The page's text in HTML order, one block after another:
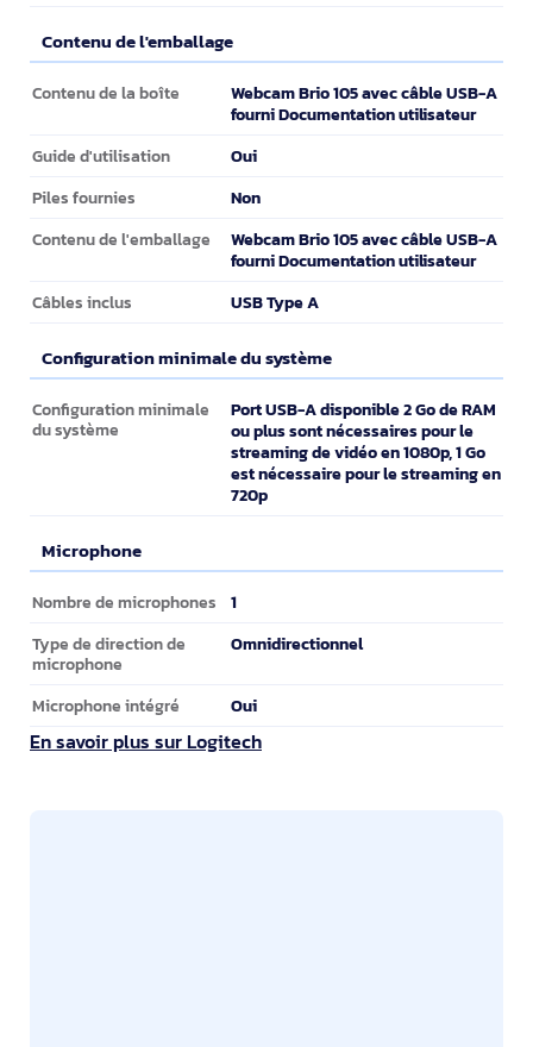
Contenu de l'emballage
Contenu de l'emballage
Contenu de la boîte
Webcam Brio 105 avec câble USB-A
fourni Documentation utilisateur
Guide d'utilisation Oui
Piles fournies Non
Contenu de l'emballage
Webcam Brio 105 avec câble USB-A
fourni Documentation utilisateur
Câbles inclus USB Type A
Configuration minimale du système
Configuration minimale du système
Configuration minimale
du système
Port USB-A disponible 2 Go de RAM
ou plus sont nécessaires pour le
streaming de vidéo en 1080p, 1 Go
est nécessaire pour le streaming en
720p
Microphone
Microphone
Nombre de microphones 1
Type de direction de
microphone
Omnidirectionnel
Microphone intégré Oui
En savoir plus sur Logitech